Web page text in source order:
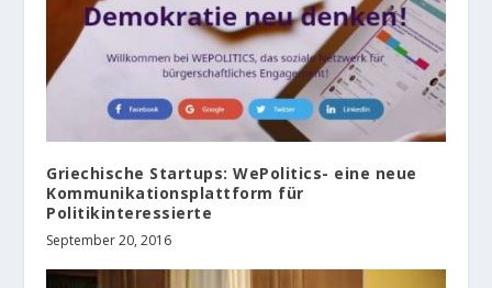
Griechische Startups: WePolitics- eine neue
Kommunikationsplattform für
Politikinteressierte
September 20, 2016